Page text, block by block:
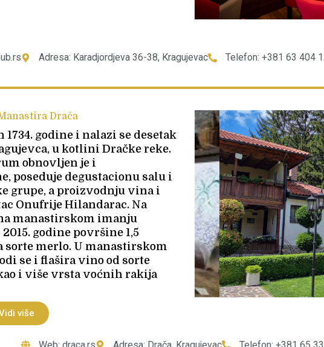
Adresa: Karadjordjeva 36-38, Kragujevac Telefon: +381 63 404
Drača
godine i nalazi se desetak
u kotlini Dračke reke.
obnovljen je i
poseduje degustacionu salu i
grupe, a proizvodnju vina i
Onufrije Hilandarac. Na
manastirskom imanju
godine površine 1,5
sorte merlo. U manastirskom
se i flašira vino od sorte
i više vrsta voćnih rakija
više
Web: draca.rs Adresa: Drača, Kragujevac Telefon: +381 65